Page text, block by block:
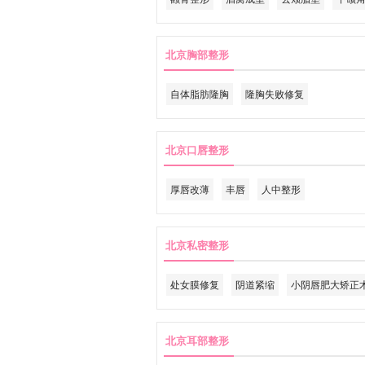
北京胸部整形
自体脂肪隆胸 隆胸失败修复
北京口唇整形
厚唇改薄 丰唇 人中整形
北京私密整形
处女膜修复 阴道紧缩 小阴唇肥大矫正
北京耳部整形